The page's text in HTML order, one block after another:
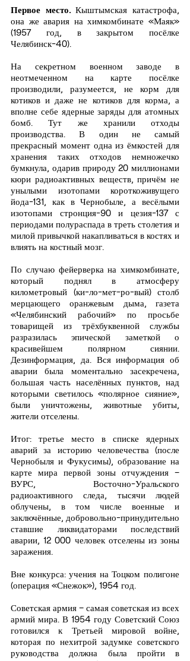
Первое место. Кыштымская катастрофа,
она же авария на химкомбинате «Маяк»
(1957 год, в закрытом посёлке
Челябинск-40).
На секретном военном заводе в
неотмеченном на карте посёлке
производили, разумеется, не корм для
котиков и даже не котиков для корма, а
вполне себе ядерные заряды для атомных
бомб. Тут же хранили отходы
производства. В один не самый
прекрасный момент одна из ёмкостей для
хранения таких отходов немножечко
бумкнула, одарив природу 20 миллионами
кюри радиоактивных веществ, причём не
унылыми изотопами короткоживущего
йода-131, как в Чернобыле, а весёлыми
изотопами стронция-90 и цезия-137 с
периодами полураспада в треть столетия и
милой привычкой накапливаться в костях и
влиять на костный мозг.
По случаю фейерверка на химкомбинате,
который поднял в атмосферу
километровый (ки-ло-мет-ро-вый) столб
мерцающего оранжевым дыма, газета
«Челябинский рабочий» по просьбе
товарищей из трёхбуквенной службы
разразилась эпической заметкой о
красивейшем полярном сиянии.
Дезинформация, да. Вся информация об
аварии была моментально засекречена,
большая часть населённых пунктов, над
которыми светилось «полярное сияние»,
были уничтожены, животные убиты,
жители отселены.
Итог: третье место в списке ядерных
аварий за историю человечества (после
Чернобыля и Фукусимы), образование на
карте мира первой зоны отчуждения –
ВУРС, Восточно-Уральского
радиоактивного следа, тысячи людей
облучены, в том числе военные и
заключённые, добровольно-принудительно
ставшие ликвидаторами последствий
аварии, 12 000 человек отселены из зоны
заражения.
Вне конкурса: учения на Тоцком полигоне
(операция «Снежок»), 1954 год.
Советская армия – самая советская из всех
армий мира. В 1954 году Советский Союз
готовился к Третьей мировой войне,
которая по нехитрой задумке советского
руководства должна была пройти в